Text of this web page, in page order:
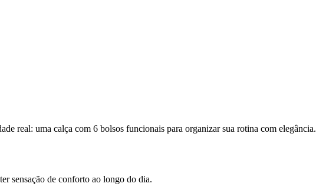
real: uma calça com 6 bolsos funcionais para organizar sua rotina com elegância.
sensação de conforto ao longo do dia.